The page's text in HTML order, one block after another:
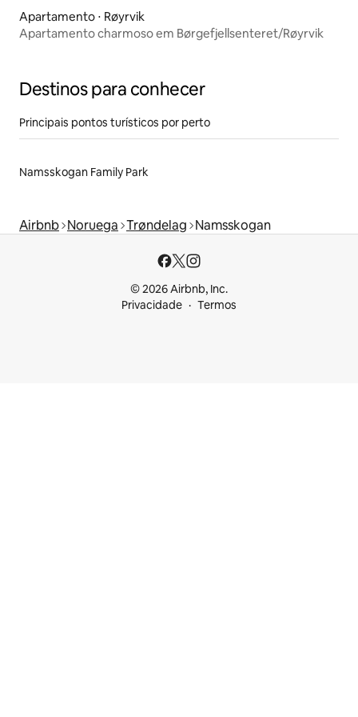
Apartamento ⋅ Røyrvik
Apartamento charmoso em Børgefjellsenteret/Røyrvik
Destinos para conhecer
Principais pontos turísticos por perto
Namsskogan Family Park
Airbnb Noruega Trøndelag Namsskogan
© 2026 Airbnb, Inc.
Privacidade
Termos